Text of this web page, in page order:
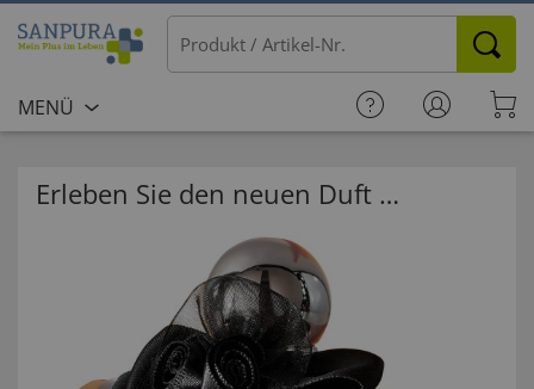
MENÜ
Erleben Sie den neuen Duft …